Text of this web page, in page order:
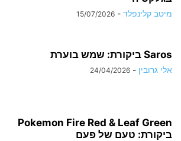
מיטב קלינפלד -
15/07/2026
Saros ביקורת: שמש בוערת
אלי גרובין -
24/04/2026
Pokemon Fire Red & Leaf Green
ביקורת: טעם של פעם